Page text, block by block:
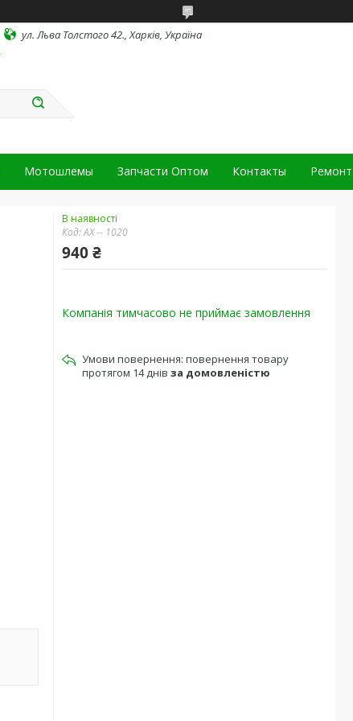
ул. Льва Толстого 42., Харків, Україна
Мотошлемы Запчасти Оптом Контакты Ремонт
В наявності
Код:АХ -- 1020
940 ₴
Компанія тимчасово не приймає замовлення
повернення товару
протягом 14 днів за домовленістю